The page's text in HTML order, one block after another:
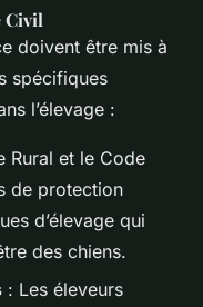
Civil
doivent être mis à
spécifiques
l’élevage :
Rural et le Code
de protection
d’élevage qui
des chiens.
: Les éleveurs